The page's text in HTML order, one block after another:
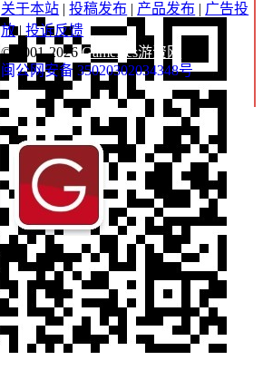
关于本站 |投稿发布 | 产品发布 | 广告投
放|投诉反馈
© 2001-2026GameRes游资网
闽公网安备 35020302034348号